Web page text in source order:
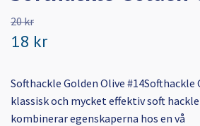
20 kr
18 kr
Softhackle Golden Olive #14Softhackle
klassisk och mycket effektiv soft
kombinerar egenskaperna hos en vå